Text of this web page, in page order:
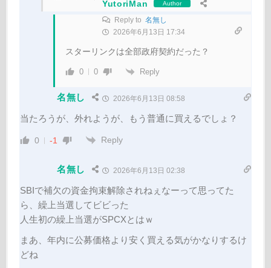
YutoriMan Author
Reply to 名無し
2026年6月13日 17:34
スターリンクは全部政府契約だった？
0 0 Reply
名無し 2026年6月13日 08:58
当たろうが、外れようが、もう普通に買えるでしょ？
0 -1 Reply
名無し 2026年6月13日 02:38
SBIで補欠の資金拘束解除されねぇなーって思ってた
ら、繰上当選してビビった
人生初の繰上当選がSPCXとはｗ
まあ、年内に公募価格より安く買える気がかなりするけ
どね